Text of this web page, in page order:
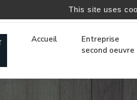
contact@amenagement-
Accueil
Entreprise
second oeuvre
This site uses